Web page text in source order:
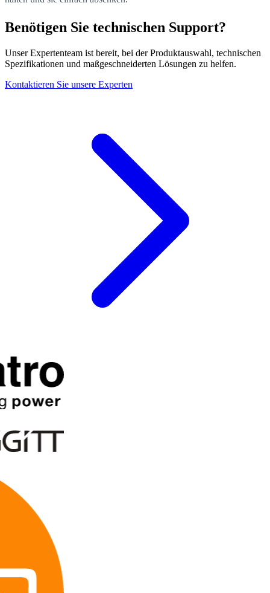
Benötigen Sie technischen Support?
Unser Expertenteam ist bereit, bei der Produktauswahl, technischen
Spezifikationen und maßgeschneiderten Lösungen zu helfen.
Kontaktieren Sie unsere Experten